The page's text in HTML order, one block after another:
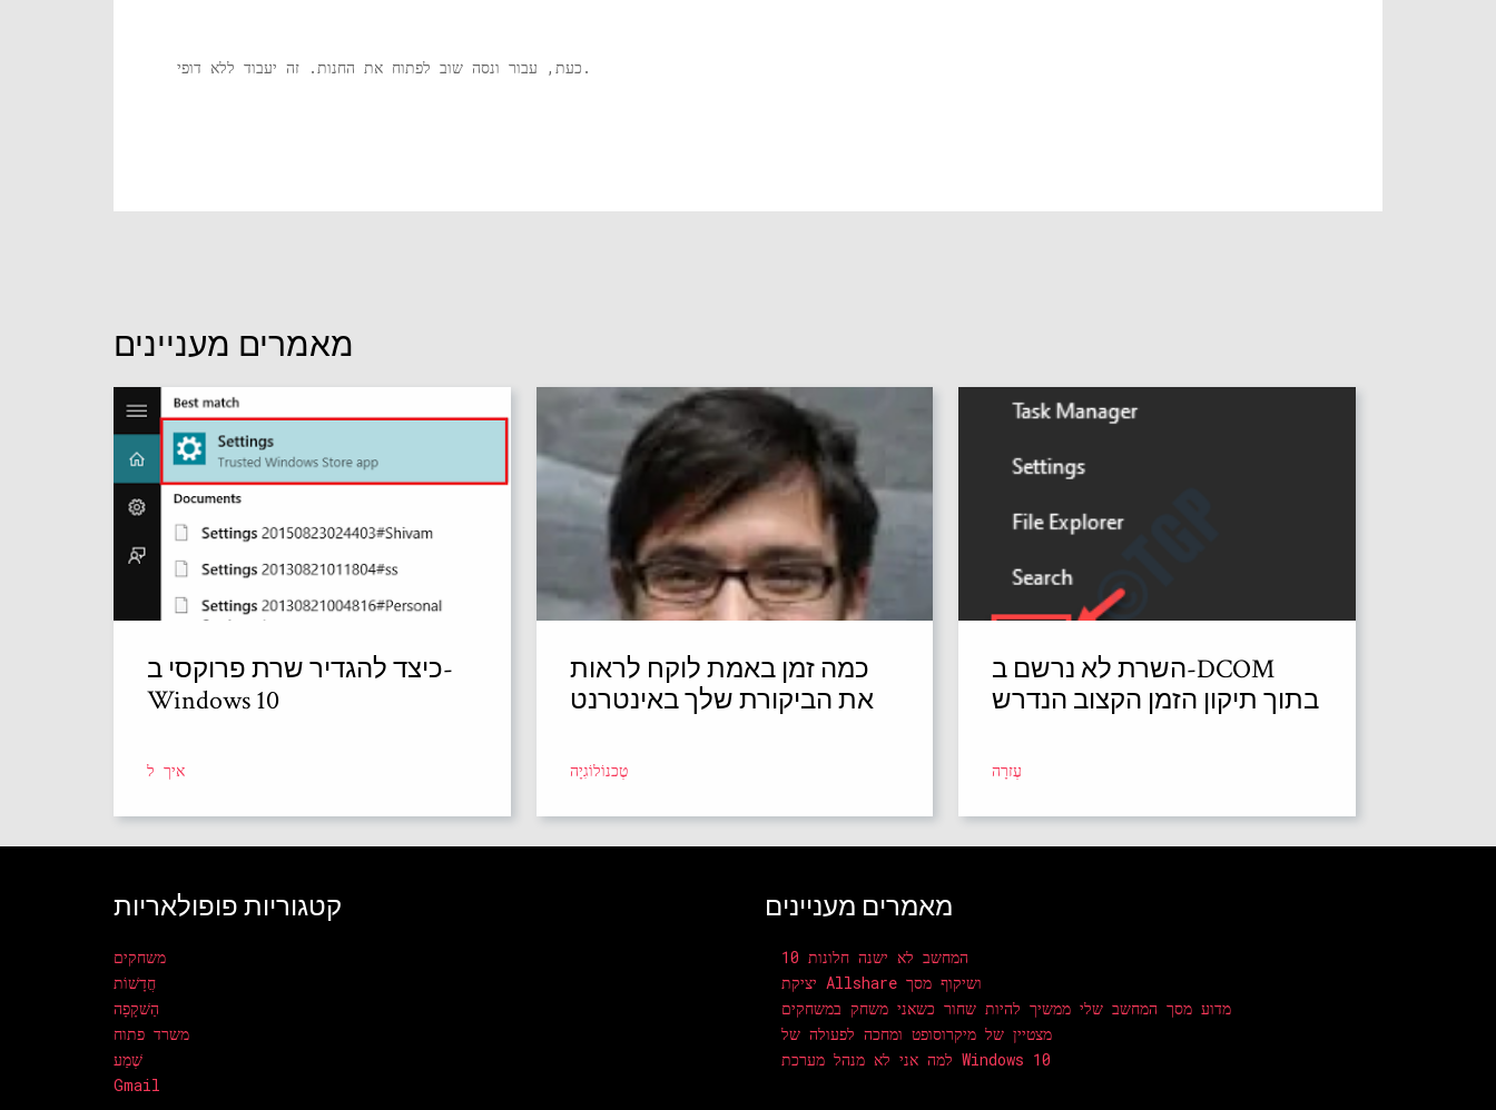
כעת, עבור ונסה שוב לפתוח את החנות. זה יעבוד ללא דופי.
מאמרים מעניינים
כיצד להגדיר שרת פרוקסי ב-
Windows 10
איך ל
כמה זמן באמת לוקח לראות
את הביקורת שלך באינטרנט
טֶכנוֹלוֹגִיָה
השרת לא נרשם ב-DCOM
בתוך תיקון הזמן הקצוב הנדרש
עֶזרָה
קטגוריות פופולאריות
משחקים
חֲדָשׁוֹת
הַשׁקָפָה
משרד פתוח
שֶׁמַע
Gmail
מאמרים מעניינים
המחשב לא ישנה חלונות 10
יציקת Allshare ושיקוף מסך
מדוע מסך המחשב שלי ממשיך להיות שחור כשאני משחק במשחקים
מצטיין של מיקרוסופט ומחכה לפעולה של
למה אני לא מנהל מערכת Windows 10